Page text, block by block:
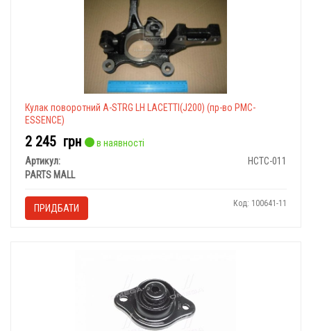
Кулак поворотний A-STRG LH LACETTI(J200) (пр-во PMC-
ESSENCE)
2 245 грн
в наявності
Артикул:
HCTC-011
PARTS MALL
ПРИДБАТИ Код: 100641-11